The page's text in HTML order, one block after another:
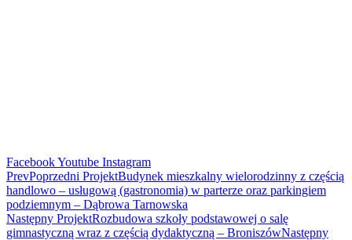
FacebookYoutube Instagram
PrevPoprzedni ProjektBudynek mieszkalny wielorodzinny z częścią
handlowo – usługową (gastronomia) w parterze oraz parkingiem
podziemnym – Dąbrowa Tarnowska
Następny ProjektRozbudowa szkoły podstawowej o salę
gimnastyczną wraz z częścią dydaktyczną – BroniszówNastępny